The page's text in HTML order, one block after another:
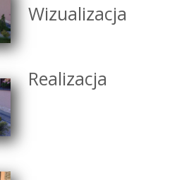
Wizualizacja
Realizacja